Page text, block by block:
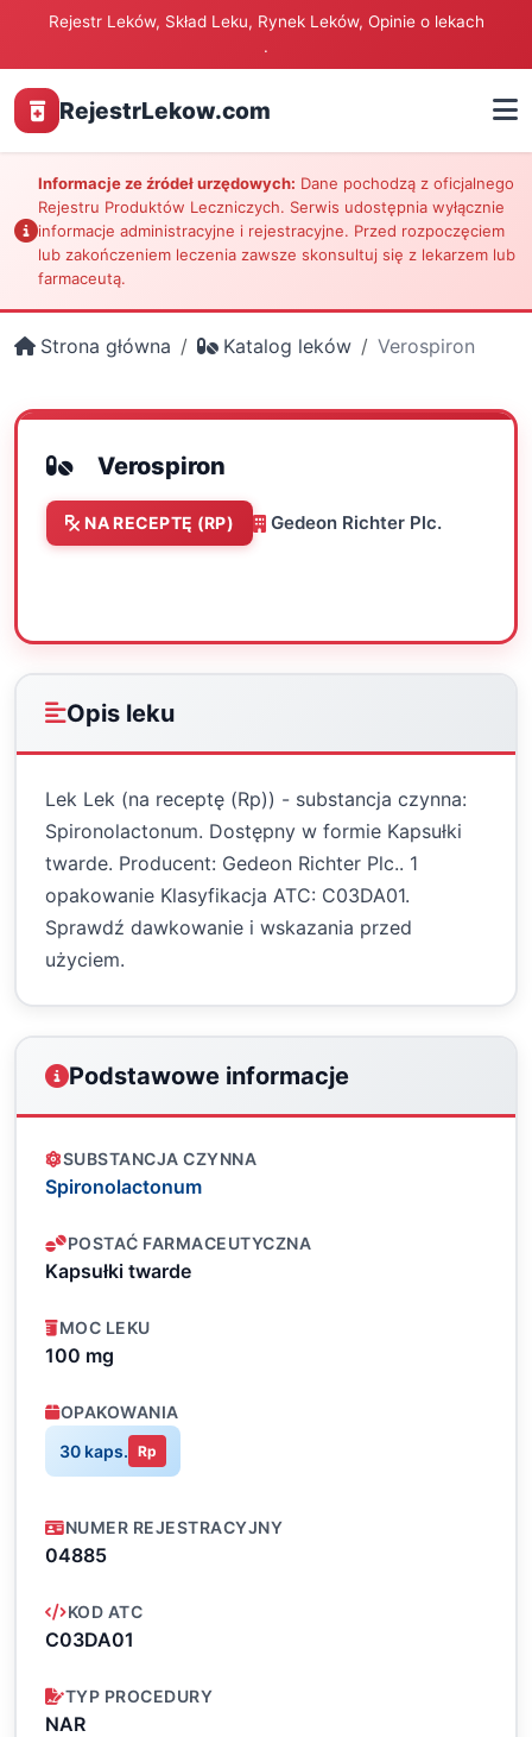
Rejestr Leków, Skład Leku, Rynek Leków, Opinie o lekach
.
RejestrLekow.com
Informacje ze źródeł urzędowych: Dane pochodzą z oficjalnego
Rejestru Produktów Leczniczych. Serwis udostępnia wyłącznie
informacje administracyjne i rejestracyjne. Przed rozpoczęciem
lub zakończeniem leczenia zawsze skonsultuj się z lekarzem lub
farmaceutą.
Strona główna Katalog leków Verospiron
Verospiron
NA RECEPTĘ (RP) Gedeon Richter Plc.
Opis leku
Lek Lek (na receptę (Rp)) - substancja czynna:
Spironolactonum. Dostępny w formie Kapsułki
twarde. Producent: Gedeon Richter Plc.. 1
opakowanie Klasyfikacja ATC: C03DA01.
Sprawdź dawkowanie i wskazania przed
użyciem.
Podstawowe informacje
SUBSTANCJA CZYNNA
Spironolactonum
POSTAĆ FARMACEUTYCZNA
Kapsułki twarde
MOC LEKU
100 mg
OPAKOWANIA
30 kaps. Rp
NUMER REJESTRACYJNY
04885
KOD ATC
C03DA01
TYP PROCEDURY
NAR